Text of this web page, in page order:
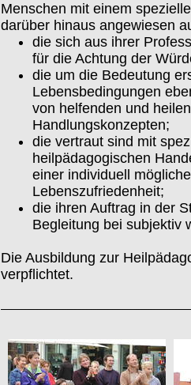
Menschen mit einem
darüber hinaus angewiesen
die sich aus ihrer
für die Achtung der
die um die Bedeutung
Lebensbedingungen
von helfenden und
Handlungskonzepten;
die vertraut sind mit
heilpädagogischen
einer individuell
Lebenszufriedenheit;
die ihren Auftrag in der
Begleitung bei subjektiv
Die Ausbildung zur
verpflichtet.